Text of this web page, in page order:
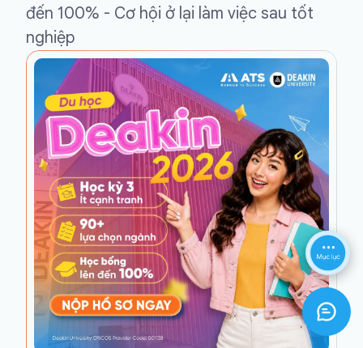
đến 100% - Cơ hội ở lại làm việc sau tốt
nghiệp